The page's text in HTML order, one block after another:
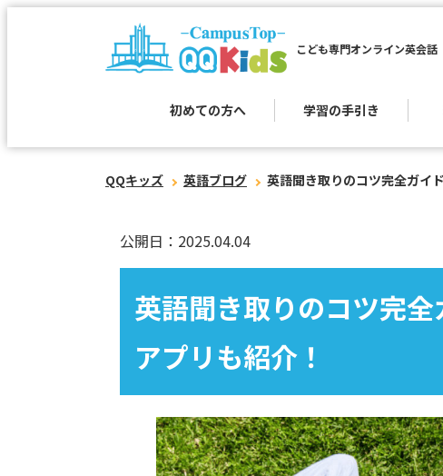
こども専門オンライン英会話
初めての方へ 学習の手引き
QQキッズ 英語ブログ 英語聞き取りのコツ完全ガイ
公開日：2025.04.04
英語聞き取りのコツ完
アプリも紹介！